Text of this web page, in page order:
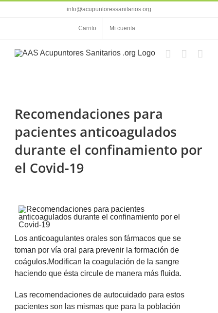
al
info@acupuntoressanitarios.org
Carrito Mi cuenta
Recomendaciones para
pacientes anticoagulados
durante el confinamiento por
el Covid-19
Los anticoagulantes orales son fármacos que se
toman por vía oral para prevenir la formación de
coágulos.Modifican la coagulación de la sangre
haciendo que ésta circule de manera más fluida.
Las recomendaciones de autocuidado para estos
pacientes son las mismas que para la población